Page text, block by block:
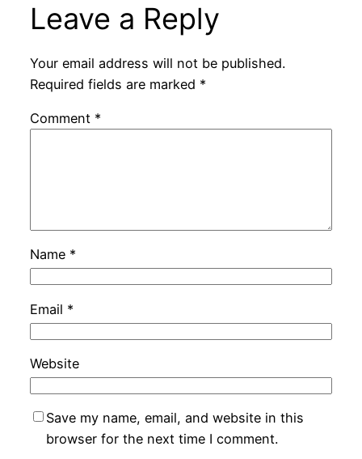
Leave a Reply
Your email address will not be published.
Required fields are marked *
Comment *
Name *
Email *
Website
Save my name, email, and website in this
browser for the next time I comment.